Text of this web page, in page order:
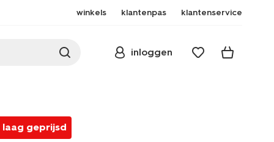
winkels klantenpas klantenservice
inloggen
laag geprijsd